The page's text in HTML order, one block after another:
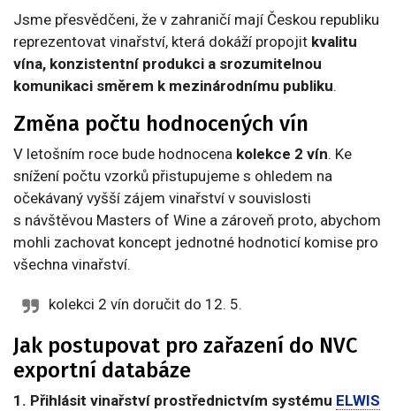
Jsme přesvědčeni, že v zahraničí mají Českou republiku
reprezentovat vinařství, která dokáží propojit kvalitu
vína, konzistentní produkci a srozumitelnou
komunikaci směrem k mezinárodnímu publiku.
Změna počtu hodnocených vín
V letošním roce bude hodnocena kolekce 2 vín. Ke
snížení počtu vzorků přistupujeme s ohledem na
očekávaný vyšší zájem vinařství v souvislosti
s návštěvou Masters of Wine a zároveň proto, abychom
mohli zachovat koncept jednotné hodnoticí komise pro
všechna vinařství.
kolekci 2 vín doručit do 12. 5.
Jak postupovat pro zařazení do NVC
exportní databáze
1. Přihlásit vinařství prostřednictvím systému ELWIS